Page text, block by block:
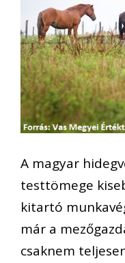
A magyar
testtömege
kitartó
már a
csaknem